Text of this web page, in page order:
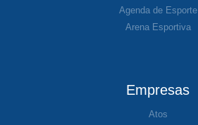
Agenda de Esporte
Arena Esportiva
Empresas
Atos